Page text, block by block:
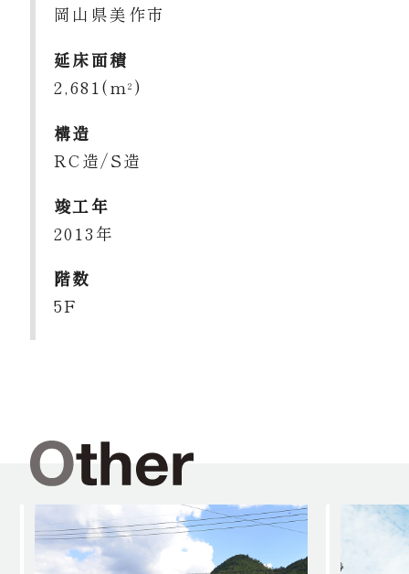
岡山県美作市
延床面積
2,681(m2 )
構造
RC造/S造
竣工年
2013年
階数
5F